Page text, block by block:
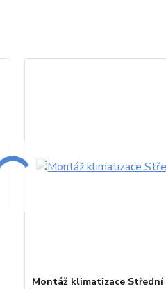
Montáž klimatizace Střední